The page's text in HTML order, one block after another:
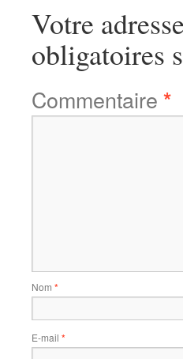
Votre
obligatoires
Commentaire *
Nom *
E-mail *